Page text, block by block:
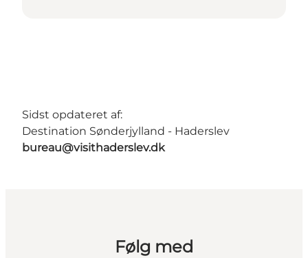
Sidst opdateret af:
Destination Sønderjylland - Haderslev
bureau@visithaderslev.dk
Følg med